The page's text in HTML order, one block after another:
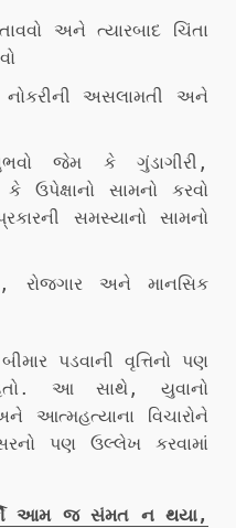
અને ત્યારબાદ ચિંતા
અસલામતી અને
જેમ કે ગુંડાગીરી,
ઉપેક્ષાનો સામનો કરવો
સમસ્યાનો સામનો
રોજગાર અને માનસિક
પડવાની વૃત્તિનો પણ
આ સાથે, યુવાનો
વિચારોને
પણ ઉલ્લેખ કરવામાં
આમ જ સંમત ન થયા,